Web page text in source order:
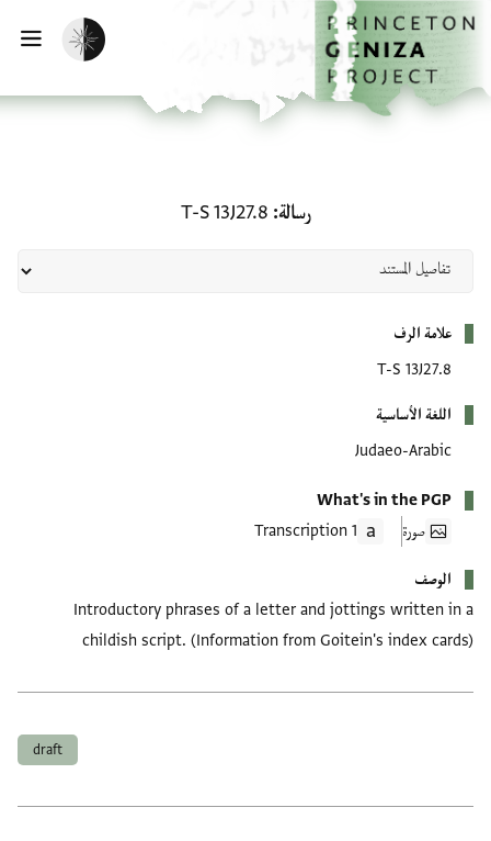
إلى المحتوى الرئيسي
الرئيسية
تفعيل الوضع المظلم
رسالة T-S 13J27.8
علامة الرف
T-S 13J27.8
اللغة الأساسية
Judaeo-Arabic
What's in the PGP
صورة
1 Transcription
الوصف
Introductory phrases of a letter and jottings written in a
childish script. (Information from Goitein's index cards)
draft